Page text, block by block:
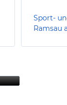
Sport-
Ramsau